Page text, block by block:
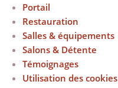
Portail
Restauration
Salles & équipements
Salons & Détente
Témoignages
Utilisation des cookies